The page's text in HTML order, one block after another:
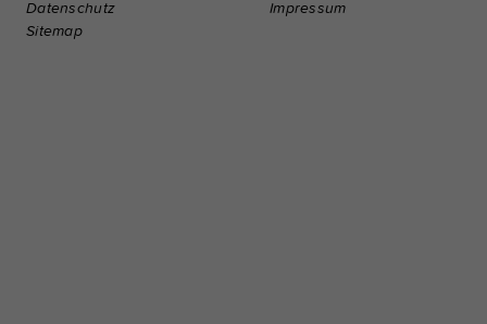
Datenschutz
Impressum
Sitemap